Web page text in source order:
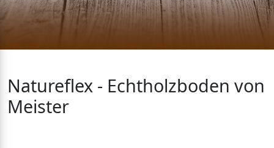
Natureflex - Echtholzboden von
Meister